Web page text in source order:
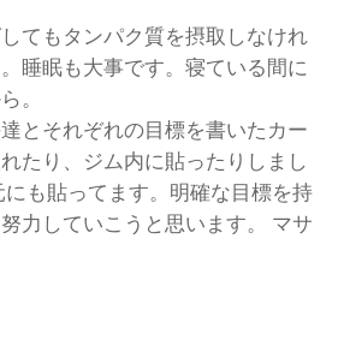
てもタンパク質を摂取しなけれ
睡眠も大事です。寝ている間に
。
とそれぞれの目標を書いたカー
たり、ジム内に貼ったりしまし
も貼ってます。明確な目標を持
力していこうと思います。 マサ